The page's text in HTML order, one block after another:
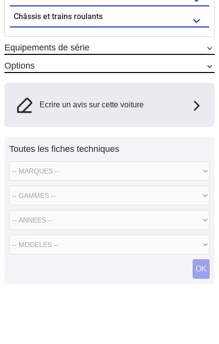
Châssis et trains roulants
Equipements de série
Options
Ecrire un avis sur cette voiture
Toutes les fiches techniques